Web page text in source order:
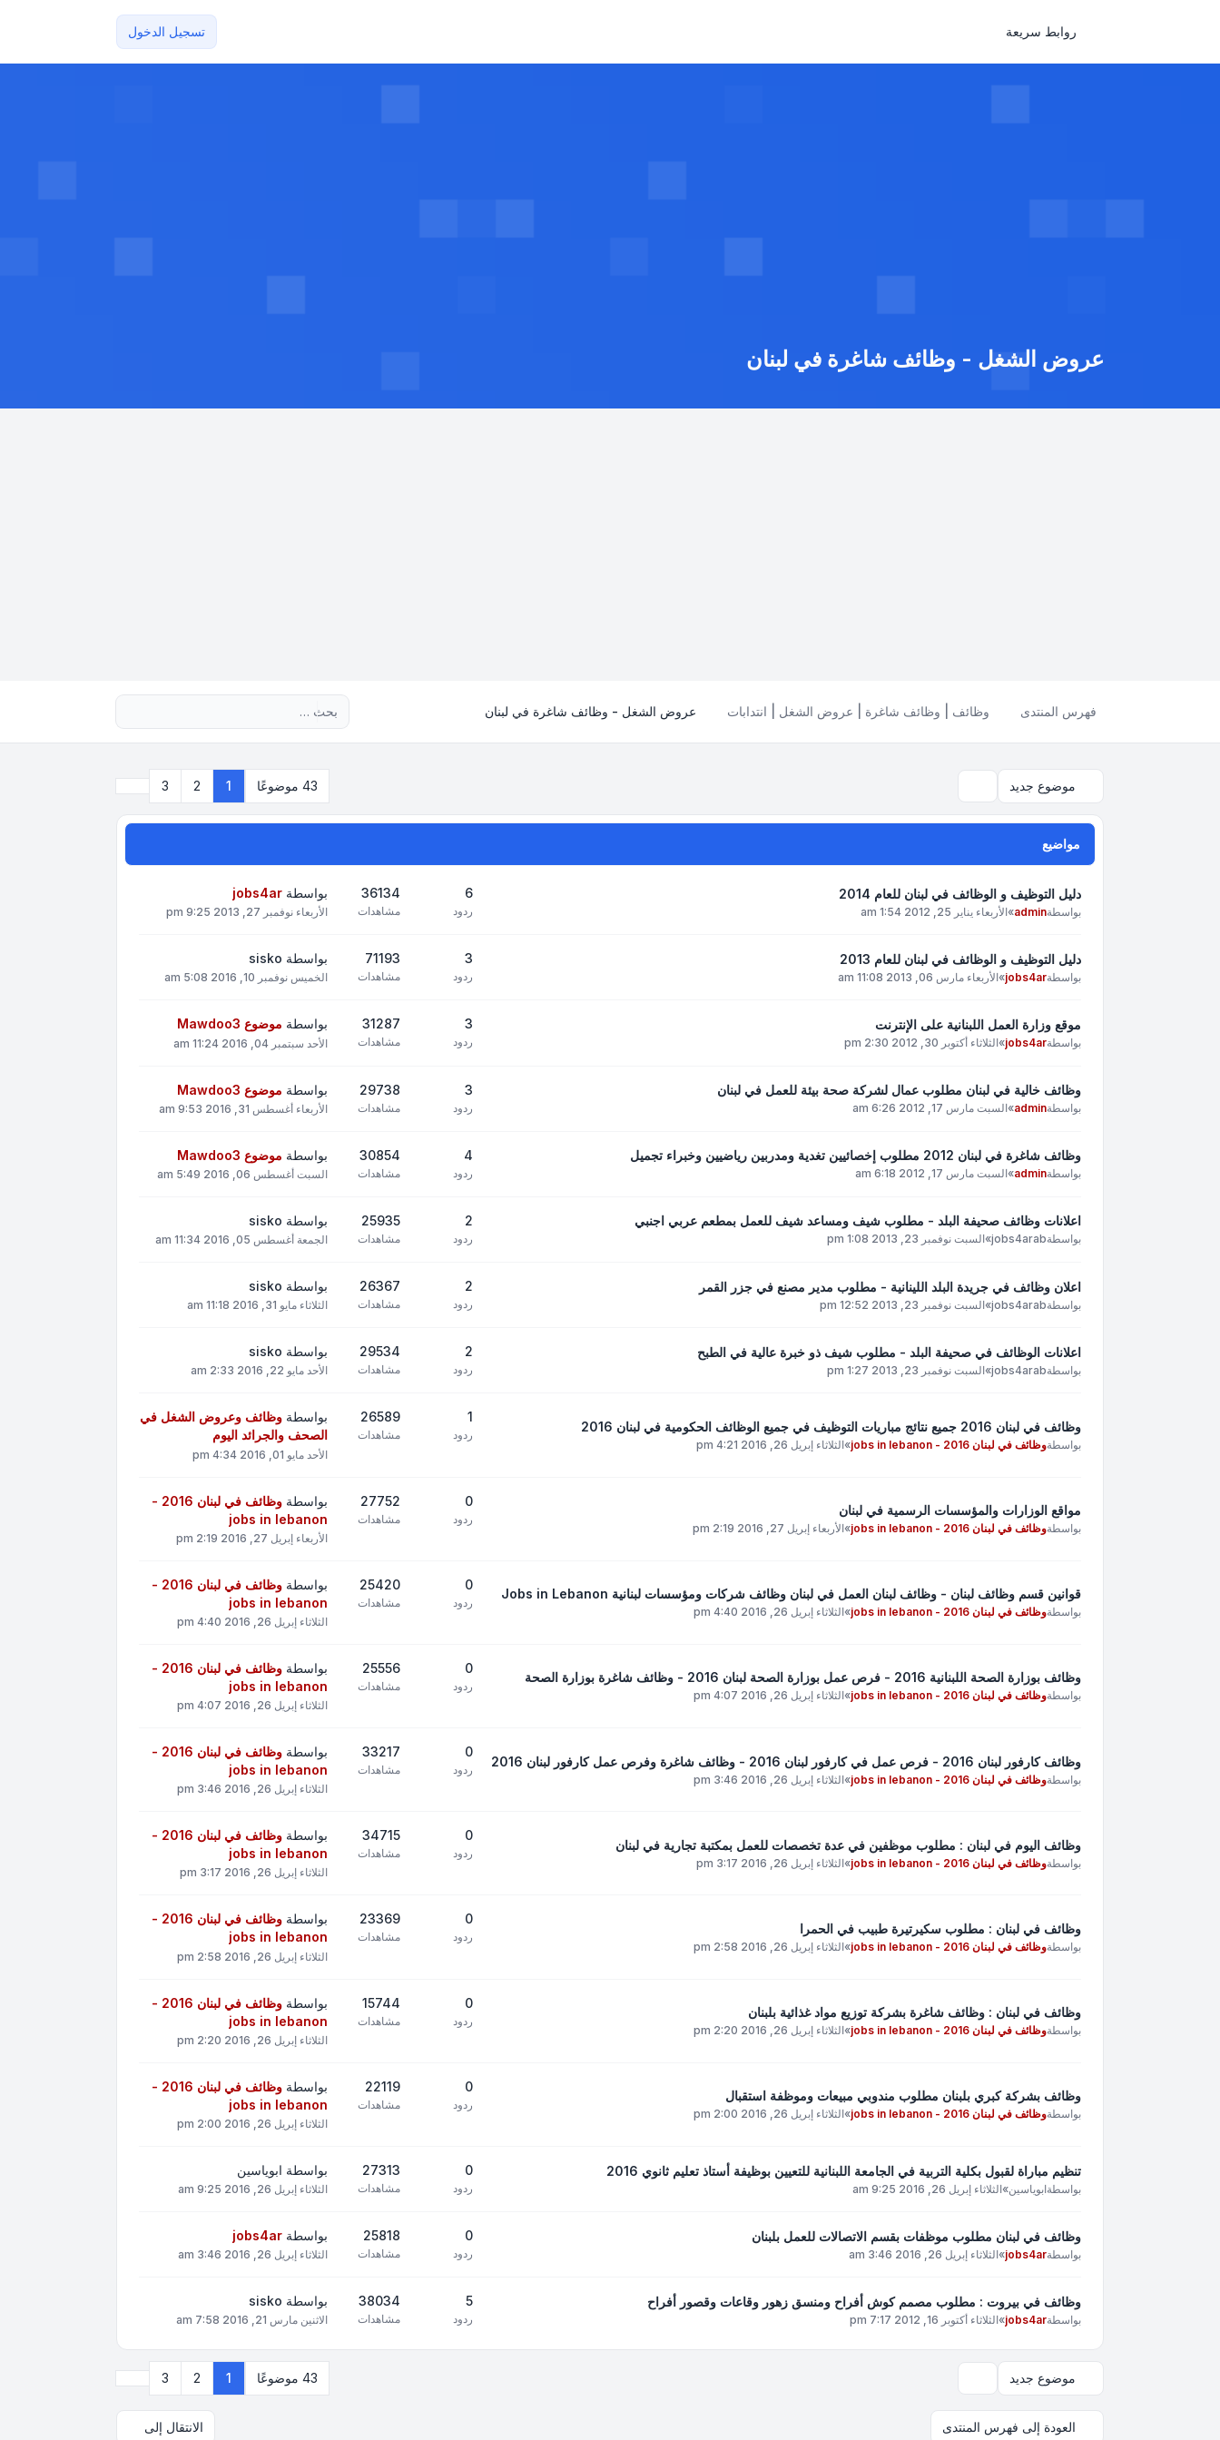
روابط سريعة تسجيل الدخول
عروض الشغل - وظائف شاغرة في لبنان
فهرس المنتدى وظائف | وظائف شاغرة | عروض الشغل | انتدابات عروض الشغل - وظائف شاغرة في لبنان
موضوع جديد 43 موضوعًا 1
2
3
مواضيع
دليل التوظيف و الوظائف في لبنان للعام 2014
بواسطةadmin
»الأربعاء يناير 25, 2012 1:54 am
6
ردود
36134
مشاهدات
بواسطة jobs4ar
الأربعاء نوفمبر 27, 2013 9:25 pm
دليل التوظيف و الوظائف في لبنان للعام 2013
بواسطةjobs4ar
»الأربعاء مارس 06, 2013 11:08 am
3
ردود
71193
مشاهدات
بواسطة sisko
الخميس نوفمبر 10, 2016 5:08 am
موقع وزارة العمل اللبنانية على الإنترنت
بواسطةjobs4ar
»الثلاثاء أكتوبر 30, 2012 2:30 pm
3
ردود
31287
مشاهدات
بواسطة موضوع Mawdoo3
الأحد سبتمبر 04, 2016 11:24 am
وظائف خالية في لبنان مطلوب عمال لشركة صحة بيئة للعمل في لبنان
بواسطةadmin
»السبت مارس 17, 2012 6:26 am
3
ردود
29738
مشاهدات
بواسطة موضوع Mawdoo3
الأربعاء أغسطس 31, 2016 9:53 am
وظائف شاغرة في لبنان 2012 مطلوب إخصائيين تغدية ومدربين رياضيين وخبراء تجميل
بواسطةadmin
»السبت مارس 17, 2012 6:18 am
4
ردود
30854
مشاهدات
بواسطة موضوع Mawdoo3
السبت أغسطس 06, 2016 5:49 am
اعلانات وظائف صحيفة البلد - مطلوب شيف ومساعد شيف للعمل بمطعم عربي اجنبي
بواسطةjobs4arab
»السبت نوفمبر 23, 2013 1:08 pm
2
ردود
25935
مشاهدات
بواسطة sisko
الجمعة أغسطس 05, 2016 11:34 am
اعلان وظائف في جريدة البلد اللينانية - مطلوب مدير مصنع في جزر القمر
بواسطةjobs4arab
»السبت نوفمبر 23, 2013 12:52 pm
2
ردود
26367
مشاهدات
بواسطة sisko
الثلاثاء مايو 31, 2016 11:18 am
اعلانات الوظائف في صحيفة البلد - مطلوب شيف ذو خبرة عالية في الطبح
بواسطةjobs4arab
»السبت نوفمبر 23, 2013 1:27 pm
2
ردود
29534
مشاهدات
بواسطة sisko
الأحد مايو 22, 2016 2:33 am
وظائف في لبنان 2016 جميع نتائج مباريات التوظيف في جميع الوظائف الحكومية في لبنان 2016
بواسطةوظائف في لبنان 2016 - jobs in lebanon »الثلاثاء إبريل 26, 2016 4:21 pm
1
ردود
26589
مشاهدات
بواسطة وظائف وعروض الشغل في
الصحف والجرائد اليوم
الأحد مايو 01, 2016 4:34 pm
مواقع الوزارات والمؤسسات الرسمية في لبنان
بواسطةوظائف في لبنان 2016 - jobs in lebanon »الأربعاء إبريل 27, 2016 2:19 pm
0
ردود
27752
مشاهدات
بواسطة
وظائف في لبنان 2016 -
jobs in lebanon
الأربعاء إبريل 27, 2016 2:19 pm
قوانين قسم وظائف لبنان - وظائف لبنان العمل في لبنان وظائف شركات ومؤسسات لبنانية Jobs in Lebanon
بواسطةوظائف في لبنان 2016 - jobs in lebanon »الثلاثاء إبريل 26, 2016 4:40 pm
0
ردود
25420
مشاهدات
بواسطة
وظائف في لبنان 2016 -
jobs in lebanon
الثلاثاء إبريل 26, 2016 4:40 pm
وظائف بوزارة الصحة اللبنانية 2016 - فرص عمل بوزارة الصحة لبنان 2016 - وظائف شاغرة بوزارة الصحة
بواسطةوظائف في لبنان 2016 - jobs in lebanon »الثلاثاء إبريل 26, 2016 4:07 pm
0
ردود
25556
مشاهدات
بواسطة
وظائف في لبنان 2016 -
jobs in lebanon
الثلاثاء إبريل 26, 2016 4:07 pm
وظائف كارفور لبنان 2016 - فرص عمل في كارفور لبنان 2016 - وظائف شاغرة وفرص عمل كارفور لبنان 2016
بواسطةوظائف في لبنان 2016 - jobs in lebanon »الثلاثاء إبريل 26, 2016 3:46 pm
0
ردود
33217
مشاهدات
بواسطة
وظائف في لبنان 2016 -
jobs in lebanon
الثلاثاء إبريل 26, 2016 3:46 pm
وظائف اليوم في لبنان : مطلوب موظفين في عدة تخصصات للعمل بمكتبة تجارية في لبنان
بواسطةوظائف في لبنان 2016 - jobs in lebanon »الثلاثاء إبريل 26, 2016 3:17 pm
0
ردود
34715
مشاهدات
بواسطة
وظائف في لبنان 2016 -
jobs in lebanon
الثلاثاء إبريل 26, 2016 3:17 pm
وظائف في لبنان : مطلوب سكيرتيرة طبيب في الحمرا
بواسطةوظائف في لبنان 2016 - jobs in lebanon »الثلاثاء إبريل 26, 2016 2:58 pm
0
ردود
23369
مشاهدات
بواسطة
وظائف في لبنان 2016 -
jobs in lebanon
الثلاثاء إبريل 26, 2016 2:58 pm
وظائف في لبنان : وظائف شاغرة بشركة توزيع مواد غذائية بلبنان
بواسطةوظائف في لبنان 2016 - jobs in lebanon »الثلاثاء إبريل 26, 2016 2:20 pm
0
ردود
15744
مشاهدات
بواسطة
وظائف في لبنان 2016 -
jobs in lebanon
الثلاثاء إبريل 26, 2016 2:20 pm
وظائف بشركة كبري بلبنان مطلوب مندوبي مبيعات وموظفة استقبال
بواسطةوظائف في لبنان 2016 - jobs in lebanon »الثلاثاء إبريل 26, 2016 2:00 pm
0
ردود
22119
مشاهدات
بواسطة
وظائف في لبنان 2016 -
jobs in lebanon
الثلاثاء إبريل 26, 2016 2:00 pm
تنظيم مباراة لقبول بكلية التربية في الجامعة اللبنانية للتعيين بوظيفة أستاذ تعليم ثانوي 2016
بواسطةابوياسين»الثلاثاء إبريل 26, 2016 9:25 am
0
ردود
27313
مشاهدات
بواسطة ابوياسين
الثلاثاء إبريل 26, 2016 9:25 am
وظائف في لبنان مطلوب موظفات بقسم الاتصالات للعمل بلبنان
بواسطةjobs4ar
»الثلاثاء إبريل 26, 2016 3:46 am
0
ردود
25818
مشاهدات
بواسطة jobs4ar
الثلاثاء إبريل 26, 2016 3:46 am
وظائف في بيروت : مطلوب مصمم كوش أفراح ومنسق زهور وقاعات وقصور أفراح
بواسطةjobs4ar
»الثلاثاء أكتوبر 16, 2012 7:17 pm
5
ردود
38034
مشاهدات
بواسطة sisko
الاثنين مارس 21, 2016 7:58 am
موضوع جديد 43 موضوعًا 1
2
3
العودة إلى فهرس المنتدى الانتقال إلى